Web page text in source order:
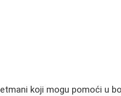
koji mogu pomoći u